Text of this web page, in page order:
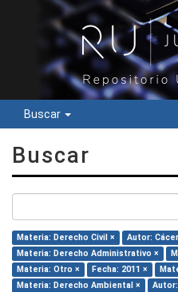
Buscar
Buscar
Materia: Derecho Civil ×
Autor:
Materia: Derecho Administrativo ×
Materia: Otro ×
Fecha: 2011 ×
Materia: Derecho Ambiental ×